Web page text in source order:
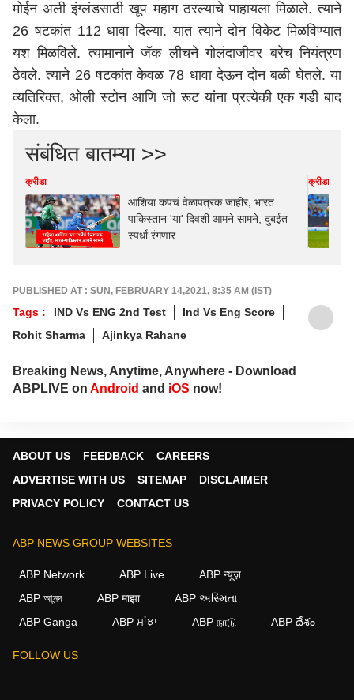
मोईन अली इंग्लंडसाठी खूप महाग ठरल्याचे पाहायला मिळाले. त्याने
26 षटकांत 112 धावा दिल्या. यात त्याने दोन विकेट मिळविण्यात
यश मिळविले. त्यामानाने जॅक लीचने गोलंदाजीवर बरेच नियंत्रण
ठेवले. त्याने 26 षटकांत केवळ 78 धावा देऊन दोन बळी घेतले. या
व्यतिरिक्त, ओली स्टोन आणि जो रूट यांना प्रत्येकी एक गडी बाद
केला.
संबंधित बातम्या >>
क्रीडा
आशिया कपचं वेळापत्रक जाहीर, भारत
पाकिस्तान 'या' दिवशी आमने सामने, दुबईत
स्पर्धा रंगणार
क्रीडा
PUBLISHED AT : SUN, FEBRUARY 14,2021, 8:35 AM (IST)
Tags : IND Vs ENG 2nd Test
Ind Vs Eng Score
Rohit Sharma
Ajinkya Rahane
Breaking News, Anytime, Anywhere - Download
ABPLIVE on Android and iOS now!
ABOUT US FEEDBACK
CAREERS
ADVERTISE WITH US
SITEMAP
DISCLAIMER
PRIVACY POLICY
CONTACT US
ABP NEWS GROUP WEBSITES
ABP Network ABP Live
ABP न्यूज़
ABP আনন্দ
ABP माझा
ABP અસ્મિતા
ABP Ganga
ABP ਸਾਂਝਾ ABP நாடு ABP దేశం
FOLLOW US